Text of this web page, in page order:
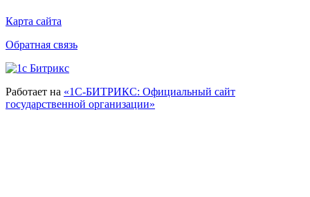
Карта сайта
Обратная связь
Работает на «1С-БИТРИКС: Официальный сайт
государственной организации»